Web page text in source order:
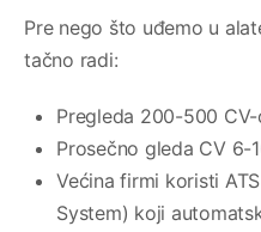
Pre nego što uđemo u
tačno radi:
Pregleda 200-500
Prosečno gleda CV 6-
Većina firmi koristi
System) koji